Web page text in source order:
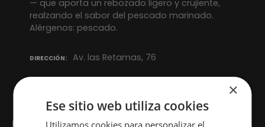
— que aporta un rebozado ligero y crujiente,
realzando el sabor del pescado marinado.
Alérgenos: pescado.
DIRECCIÓN Av. las Retamas, 76
×
Ese sitio web utiliza cookies
Utilizamos cookies para personalizar el